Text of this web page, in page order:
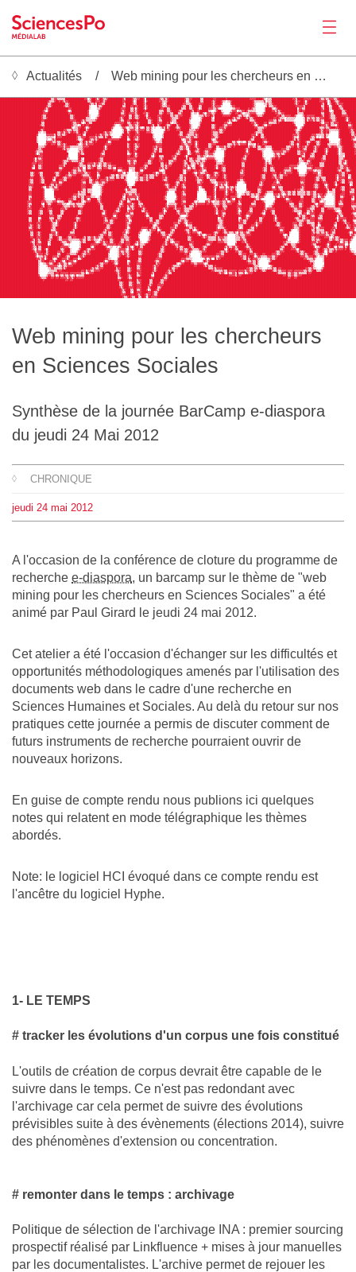
Actualités
Productions
Activités
Outils
Séminaire
L'équipe
Le médialab
FR|EN
Actualités Web mining pour les chercheurs en Sciences Sociales
████████████████████████████████▒░▓▓▒▒▒▒░████████████▓▓ ▒▓██▓░▓█▓▒▒▓█████████▓░████▓▒▒▓▓██▓ ████████▓▒▒▓░▓██████████▓░▒▓▓█████░░██████▓▓██████▓██████████████▓▓▓▓████▓▒
██████████████████████████████▓▒▒▒▓██▓█▓▒▓▓████████████▒▒▓██▓▓▓█▓░▓██████████▓▓████▓ ░████▓ ▓███████▓▓▒░▒▓██████████▓ ░▓██████▒▒█████▓▒▓███▓▒░ ░▒▓█████████████▓░▒░░░▒▓ ▒░▒██████████████▓░▓▓██▓ ▓███████▓▓▓█▓
██████████████████████████████▒░▓████████▒▒▓████████████▓▒▒▓░█▓▓▒▒███████████▓▒████▓░▒████▓▒█████████▓▒ ▒██████████▓▓▒▒▒▓████▓▓▓█████▓░▓███▓     ▓█████████████▓░     ▒░▓░▒▓█████████████▓░▓███▓░▓████████▓▒██
█████████████████████████████▓▒▒▓███████▓▒▒▓████████████▒    ▓▒░▓████████████▒░███▓▓█▓▓███▓░▓████████▓▒░▒▓▓███████▓▒▒██░▒████░▒██████▓▒▓▓▓▓░     ░▓▓███████████▓▒      ▒█▒░▒▓▓████████████▓▓▓▓▓▒██████████░░██▓
████████████████████████████▓░▓████████████▓▓███████████░    ▒▒▓████████████▓▓▓███░░▓ ▓███▓ ▓████████▓▓██░▒███████▒░▒██▒▒▓██▓ ▒████▓▓▓▒▒▓▒        ░▒▓▓▓█████▓█▓▒░     ░████▒ ▒▓████████████
███████████████████████████▓▒ ▓███████████▓ ▒██████████▓      ▓█████████████▓▒▓███▒▒▓▒▓████▓████████▒░▒██▒▒▓████▓▒▒█████▓▒██▓▓█████▒░  ░▓██▒     ▒▓▓▓ ▒▒▓▓█▓░▒▒░░     ░████▓▓▒▓▒▓██████████░▓█▓▓██████████▓▓███░
███████████████████████████▓▓▓█████████████▓▓██████████▓      ▓█████████████▒░▓██▓▓▓▓▒▓███▓▓░▓██████▒▒▓██▓▓▒▒███▒▒▓█████▒ ▒▒ ▓█▓▒ ▓▓▓▒▒▓███▓▒   ▒▓██▓▓█▓░ ░▒▒▓▓▓▓░
██████████████████████████▓▒░███████████████▒▒▓████████▓░    ░▓█████████████▓▓▓██░░█▓░▒▓███▓ ▓█████▓▓▓█████▒▒▓▒░▓▓▓█████░    ░▒▒▓▒▓▓█▓▒█████▓▓▓▓▓████▓░▒▓▒▒ ▒▓███▓▒▒▒▓████████▓▓█▒░▓▓▓▓██▓░
██████████████████████████▓▒▒▓██████████████▒░▓███████▒▒░   ░▓█████████████▓▒▓███▒▒█▓▒▒▓████▒▓▓████▓▒▓█████▓▒▒░░▓██████▓░     ░▓█████▒ ███████████▓▒▓▒░▓██▓▒▓▒▒▓████████████▓▓█▓▒▒░ ▒░░▒▒▒
██████████████████████████▓▓████████████████▓▓▓▓███▓▒▓▒░░▒▒▒▓██████████████▓░▒██▓▓████▓██████░▒▓███▓░▒█████▓▒░░████████▒      ▒██████▒░████████▓▒▓▒ ▒▓███████░░▒▓████████▓▓▓▒░█▒░▓▓ ░░░░░      ░█▒▓▓▓▒▓░░▓▒░████▓▒▒▓█████▓
██████████████████████████▒░█████████████████▓▒▒▓▓█▒ ▒█▓░▒██████████████▓▓▓▓▓▓██▒▒▓█▓▓▒▓█████░░▓███▓▓▓███▓█▒ ░░▓███████▒     ░▓██████████████▓▓▒ ▒████████████▓▓▒▓████▓▓█░░▒▒▒█▓████████▓░     ░█████████▓░
█████████████████████████▓▒▒█████████████████▓▒░▒ ▒█▓█▓▓███████████████▓░  ░▓███▓▒▒▓▓▒░▓███████▓▒██░▓███▓░▒▓███▒▓██████▓░    ▒███████▒░▓████▓▒░▓▓▓█████████████▓▒ ▓██▓░ ▓▓▓██████████████▓     ▓██████████▓▓▓░▓█▒░▒
███████████████████████████▓█████████████████▒ ▒▒▓▓██▓ ▒▓█████████████▓░    ░▓▓░ ▒░░▓▒ ▓▒ ░█▒▒▓▒ ▒   ▒▓▒█░▓███▓░▒▓█████▓░   ▒▓███████▒░▓██▓▓▓▒▓█████████████████▓▓▒░░▒▓▓██████████████████▓
█████████████████████████▓▒▓████████████▓▓▒░▒▓▒▒░▓████▒▓██████████████▒      ▒█▓ ▒▓▓▓▒░▓▓▓▓█▒▒▓░       ░█▓▓████▓▓▓█████▒▒▒░▓▓████████▓▓▓█▓░░▓▓████████████████████▒░▒▓███████████████████▓▒
████████████████████████▒░ ░▒███████▒▒▓▓░▓▓▒▓█▓▓░▓██▓░▓██████████▓▒▓▓▒░      ▒██▒▓███▓▒▓████▓▓▓▒       ▓█████████▒▒███▓▒▒▒▓▓█████████▓▒▒▒▓▒▒▓███████████████████▓░▒▒▒▓████████████████████▒▒▓████████████▓▒▓█▓█░
███████████████████████▓     ▓▓▓▓▓▒█▒▒▓▒░▓██████▓▓▓█▒ ██████▓█▓▒▓▓░▒▓▒      ░███▓▓███▓▓▓████████▒     ▒█████████▓░▒██▓░▒▒▒▓▒▓████████▓▒░░▓████████████████████▓▓▓ ▓█▒░██████████████████▓▓▓▒▓███████▓▓▓▒▒▒░▒█▒▒
███████████████████████░     ▒░▒▒░ █▓▓▓█████████▓░▒▓▓▓██▓▓▓▓▒▓▒░▒█▒▓██▒    ░▓███░▓██▓▓▒▓████████▒     ▒██████████▓▓▓▓▒░▒▓▓▒▒▓████████▓▓▒░▓████████████████████▓▒▓███▒░▓█████████████████▓░▒ ▓██████▓▒▒▓ ░ ░▒█▒
███████████████████████░     ▒  ▒▓▒█████████████▓░ ░▓███▓▒▒▓░▓██████▓▓▓▓▓▓▓█████ ▒██▓▒░▓████████▓▒   ▒████████████▒ ░▓▓▒▓████████████▒ ░▓█████████████▓██████▓░░█████▓▓▓████████████████▓▒█▒▓██████▒░▒███▓████▓       ▓██████▓▒
███████████████████████▒     ▓▓▓▓▒░▓▒▒▓███████████▒▒█▓░▓▒▒▓█▓██████▓ ▒██████████▓█████▓██████████▓░ ░▒████████████▓░ ▓▒░▓█▓░▓████████▓░░▒▓████████▒░▓░ ▒▒ ░█▒▒▓██████▓░░▓█████████████▓▒▒██▓▓███▓░░▓██▓▒░▓█████░
████████████████████████    ░▓██▓▓▓█▒▒▓▓▒▓██████▓░ ░▓▓░▓▓▓▓███████▓▓▓▓██████████░▓██▓▒▓▓██████████▓▓▓▓████████████▓▓░▒▓▓▓█▓ ▓██████░▒▓▓▓███████░░▒▓▒▓▓▒▓▓▓▓█ ░▒░ █▓██▓▓▓██████████████▓▒▒█▓ ▓████▒▓████▒▒▓████▒░░▒░░
████████████████████████░░▒▒▓███████▓▓▓▓░▓▓▓▒░░▒░░░░▓▓▓▓█████████▓ ▓████████████░▓██▓░▒▓████████▓▓▒▓▓▓███████████▒▒▓▓
███████████████████████▓▒▒▓████████████▓▒▓▒░     ▒▒▒▓████████████▓░▓████████████▓▓██▓▒▓█████████▓▒▒█░▒██████████▓▒▒▓▓░ ▓███▓▒▓███▓▓▓▓██▓   ░▒░▓███████████▓░▓█████▒░▒▒░    ▓█████▓▓▓▒░▓████▓▓█▓▒░████▓░▓████▓▒▓█████▓
██████████████████████▓░▒▒▒███████████████▒      ▒▓▒▓███████████▓▒██████████████▒▓██▓▓██████████▓▒▓█░▒█████████▓▒▓███▓ ▒██▓▒░▓██▓▒░▓██▓░     ▓████████████▓ ▓███████▓░     ░▓▓▓▓▓▓▒▒▓▓█████▒▒▓▓▓▓████▒░▓████▓ ▓█████▓
██████████████████████▓ ▒▓▓████████████████      ▓▓▒▒██████████▓░░██████████████ ▒▓█▓ ▓████████▓▒▓████████████▓░▒▓███▓ ▒▓██▓▓▓██▓▒▒▓▓▓▒      ▓████████████▓▓▓████████▒      ▒▓▒░▓▒░▓███████▒▒▓▓▒███▓▒▒██████▓▒██████▓
████████████████████████▓▓▓███████████████▓      ▓█████████████▓▓▓██████████████▓▓██▓▒▓████████▒ ▓██▒▒▒█████▓▓▒▓████▓ ▓█████▒▒▓▓▒▒ ▒▒▒░      ▓███████████▓░▓█████████▒      ▒▓▓▒▓████████████▓░░███▒░▒█████▒░████████░░░
█████████████████████▓ ▓▒▒▓███████████████░░     ▓█▒ █████████▓▒▒███████████████▓▓▓▓▓▓████████▓▓▓███▓▒▓█████▓░▒██████▒█▒░▓█▓░░░  ▒▓▓▓▓▓░    ░███████████▓▒░██████████▓▒   ░▓▓██▓████████████
█████████████████████▓░▓▓▓▓████████████▓▒▒▒▓▓▒▒▒▒▓▓▒░█████████▓▒▒███████████████▒░▓▓░▒███████░░▓████▓▓▓███▒▒▒▓▓████▓▒▓█▒▒▒▓▒░▒▓▒▒▓█████▓░   ▒███████████▓▓▓███████████▓ ░
████████████████████▓▓▓█▓▓▓████████████▓░▒███████▓▒▒▓██▓▓▓▓▒▓▓░▒▓▒▒▓▓▓██████████▓▒▓▓▒▓█████▓▓▒▒▓█████▒▒█▓█░▒▓██████▓░▒██▒░▒▓▒▓▒▒▓███████▒▒▒▒▓███████████▒▒████████████▓░▓░▒████████████████▓░   ▒▒▓▓█████▒▒▒█████████░░▓▒
████████████████████▓░██▒▒▓██████████▓▓▓▒████████▓▒▒▒▒█░▒▓▒░▓▒ ▒▓░▒▓▒▒▓▓▓████████▓▓▓▓█████▓▒▒████████▒░▓░▓▓▓███████▓▒▓▒▓▒ ░██▓░ ▓██████▓░▓█▓▓▓██████████▒░████████████▓▒██▓▓██████████▓▓▓▓▓░
████████████████████▒ ██▒▒▓██████████▒░▓██████▓▓▓▒▓▓  █▒▒▓▓██▒░▒█▓▓▓▒▒▓░ █▓▓▓████░░▒░███▓▓▓░▓███████▓▓▒▓░▓█████████▓▓▓ ░▓▒░███▓▒▓▓█████▓ ▓█▓▒▒██████████▓▓███████████▓▒▒██▒░▓██████▓▓▓░▓▓░░
█████████████████████████████████████▓▓██████▓▒▒▓░▒▓▒░███████▓▓▓███████▓▓█  ▒▓▓██  ░▒███░ ▓█████████▒  ▒███████████▒ ▓▓▓██▓▓█▓▓▒ ▒█████████▓▒░█████████▓▒▓███████████▓░▒██▒▒▒█████▓▒▒▒▒▓███░     ▓▓▓▓▒
███████████████████▒░▓██▓░░███████▓▒░▓█████▒▓▓░▒▓▓▓▓▓▒░▓▓████▒▓███████████▓▓▓░ ▓░    ▒░▓▓▓██████▓▓ ▒▓▓▒░███████████▒ ▓███▓▒ ▓▓░░▒▓▓███▓░▒▓██▓▓█████████▒░▓████████████▓▓███▓▓▓██▓█▓░▓▓▓▓███▓    ░▓███▓▓▓
███████████████████▒▒▓███▒▒████████▒▒▓███▓▓░▒▓▓▓███▓▒░▒░▓████ ▒██████▓▒▒▓ ▒▓▒░▒░     ░▒▓██▓▓▒▓▒░▒▓▒▓██▓▓▓████████▒▒▓▓█████▓▒█▓▓▓█▓
███████████████████▓▓████▓▒▓█████▓░▓███▓▒▒▓▓▓███████▓▓▓▓▒▓███▒▓███▓░▓▒░▒█░▒▓▒▒█░      ░▓▒▒▓▓░▓▒▒▒█████▓▓░▓██████▓░░▓▒██████▓▒▓▓▓██░▒▓▓▓▓▓███▓▒▓████████▓▓███████████▓▒▒████▓▓▒▓▓▒▒███████████▓▓▓██████▓░▒▓▒▒▒██████▓ ▓▓▓▓██
██████████████████▓▒▒████▓▒▒█████▒ ██▓▓▓░▒█████████▓▓▓██░░▓█▓▓█▓▓▓▓░▓▓▓▓██████▓▒
██████████████████▓▒▒████▓▒░████▓▓▓▓█░░▓███████████▓▒░██▒▒▓▓░░▓▓▒▒▓▓███████████▓     ▓██████████████████▓▓████▓░▒██▓▓███████░▒▓▓████▓▒░ ▒▓▓▓▓▓▒▓█████▒   ░▓████████▓▒▓██████▓▓
██████████████████▓▓▓███████▓██▓▒▒█▒▓▓▓████████████▓▓▓███▓▒   ░▒▒▓██████████████░   ▒██████████████████▓▒░▓███▓░▓█▓▒▓███████▓▓▓███████▓░ ▓▓▒▓▒ ▓████▓      ████████▒░▓█████▓▓▓▓▓▓████████████▓▓▓█████▓▒▒▓███▒ ▓███▓ ▓███████
██████████████████▒▒▓█████▓▒ ▓▓░░▓▒░▓██████████████▓▓▓███▓     ░▓██████████████▓█░░█████████████████████▓░▓█▓▓▒▓██▓▒▒███████▓ ░▓██████▓▒▓█▒░▒▓ ▒▓▒▒▓░      ███████▓▓▓██████▒
██████████████████░▒███████▓     ░▓▓▓██████████████▓░░█░▒░     ░▓█████████████▓ ▓▓▒░░▒███████████████████▓▒░░░▒████▓▓███████▓   ▒█████▓ ██▓▓▓▓░▓▓▒▓█▒
██████████████████▓▓███████▓      ███████████████▒▓▒░░█▒▒▒     ░▓██████████████░▒▒▒░░▒██████████████████▓░    ▓███▓▒▓███████░    ▒████▓▒█████▓ ▓█▓▓█▓     ▒▒▒▓████▒▒▓██▓▒▒░▒████▓▒▒▓▓░▒▓▒░█▒░▒▒░▓▒░▓▓▒░██████▓
██████████████████▓▓███████▓      ████████████▓▓▓░▒▒░▒███▒     ▒█████████████▓▒▓▓▒▒▓▓▒▓▓████████████████▓     ░███▓░▒███████      ████▓▒█████▓▒▓████▓░  ░▒▓▒░▓▒▒▓▒▒▓██▓░    ▓▓▓▒▓▒ ▒▓░▒▓▒▒█▒▒▒▒▒▓▒░▓▓░░▓▒▓▓█▓░
██████████████████░▒███████▓      ▓██████████▓▒░▓▒▓▒░█▓▓▓▒░░  ░▓█████████████▒ █▓▓▓▓▓▓░▓███████████████▓▒      ▓██▓▓▓███████      ▓▓▓█▓ █████▓▓██▓▓▓▓░ ▒█████▓░░▒ ▒▓▓▓▒     ░▓▒ ▓▓▒▓▓▓███████░░█████▓▒▒▓ ▒▓▓▒
██████████████████▒▓███████▓░     ░█▓▓█████▓▓▓▒▒███▒░█▓ ▒████▒░▓████████████▓▒▒█▒▓▒░▒▓ ▓███████████████▓▒     ░▓██▓▓▓██████▓      ░▒▓█▓░▓▓██▓▓ ▓█▓░ ██▓▓████████▓░░▓░        ▓█████▓ ▒▓██████▓▓█████▒▒▓█▓▓▒░      ░███▓▓█████░
█████████████████▓▓▓██████▓▓▓▒░░▒▓▓▓ ░▒▒▓██░░▓███▓█▒ ░▓▓▓████▓▒▓███████████▓▒▓██ ▒▓████▒▓████████████████     ▓███▓▒░█████▒ ▒    ▓▓▒▓░ ▒▒░▓▓▒▒▓ ░▓▓▓██▒▓███████▓▒████▓▒     ▒███████▓▓▓▓████▓▓▓█████▒░▓██░ ░▒
█████████████████▓░▒██████▒ █▓░░▓███▓▓▓▒░▒  ▒▒░▓▒░░░░▓████████▓▒▓██████████░░▓██▓▓▓▒▓██▒░▒██████████████▓ ░▒▒▒░▓██▓▓▓███▓▒▓▒▓▓▓▓▓█▓▓█▓▒░░▒▓▓▒▒▓▓▓▓███▓░▒██████▒░▒█████▓    ░▓█████████▒░▒███░░▓██████▓▒ ▓▓▓▓░
█████████████████▓▒▓██████▓▒██▓▓███████▓▒░▒▒▓▓▒▓▓▒▒▒▓██████████░░█████████▓▒▓▓██▒▓▒░▓██▓▒▓▓█████████████▓▒▓▓▓▓░████▓▒██▒░▒█▓██████████▓▒▓▓██▒░▒██████▓▓▓█████▓▓▓▓█████▓
█████████████████▓▓▓█████▓▓███▓▓▓█████▓▓▓▒▓███████▓▓███████████▒▒████████▓░▓████
█████████████████▓▒▒████▓▒▒███▓░▒█████▒░▓████████▒▒▓████████████▓▒▓█████▓▒░▓████▒▓▓▓█████▒░▓▓█████████▓ ▒██████▒░▓█▓░░░▓███████████████▓░▓█▓▓▓███████▓ ▒████▓░░██████▓▒▓██▓▒░███████████▓▒▒▒░▒███▒▒▓▒▓████░░██████▓▒
█████████████████▓▒▒████▓▒▒████▒▒█████▒░█████████░░▓████████████▒ ▓████▓▓▓█████▓▓▓░░███████▓▒▓██████▓▓▓▒███████▓▒▓▓▓▓▒▓████████████████▓ ▓█▓░░███████▓▒▓███▓▓▓▓█████▓░ ████▒░██████████████▒ ▒█▓▓ ▒▓▓▓███▓▓▓████████▓░▒▓█████▓▒
████████████████████████▓▓█████▓▓▓██▒░▒█████████▓███████████████▓▓▓████▒ ▓█████▒ ▒▓▓███████▓ ▒██████▒░▒██████████▒   ▒▓██████████████████▓█▓▒▓████████▓▓██▓
██████████████████░░████ ░█████▒░▒██▒▒▓████████▓░▒▓██████████████▓░▓██▓▓▓▓█████▓▒▒▓█████████▓▓▒▒████▒▒▓█████████▓▒░░▒▓███████████████████ ░▓▓█████████ ▒██▓▒▓██████░░▓██████▓ ▓██████████▓▒░▓█▒░▓▓█▓▓▓██▒░▒████████▓
██████████████████░▒████▒▓█████▓▒▓█▒▓▓██████████▒▓▓██████████████▓░▒█▒░▓███████▓▓ ▒███████████▒▒██▒░▓███████████░▒▓▓░▒▓██████████████████▒░░▓█████████▒▓▓░░▓█████▓█▒▒███████▓▒▓███████████▓▒▒▒▒▓▓░░▓▓▓██▓▓▓█████████▒▓█▓▒░████▒
██████████████████▓▓███▓▓▓██████▓▒▒ ▓█████████▓▒▓████████████████▓▓▓▓▒▒▓███████▓▒░▓███████████▓▓▓▒▒▒▓████████▓▓▓▒▓█▓▒
██████████████████▓▒▓██▓▒▓██████▓░░░▓█████████▓ ▓██████████████████▒▒▓█████████▓░▓██████████████▒ ▒▓█████████▓░▒████▓ ▒▒▒███████████████▓▒░▒▓█████████▒░▒█████▓▓▓ ▓██████████▓▒░▓███████▓▒▒▓▒▒▓████▓░░█▓ ▒████████▒
██████████████████▒░▓██▓▒▓██████▓░░███████████▓░▓█████████████████▓░░▓█████████▓ ▒███████▓▓▓▓██▓░░▓▒▓██████▓▓▓░▓█████▓▓░▒▓▒▓████████████▓ ░▒▒▓████████▒ ▒████▓▒░█▓█████████████▓▓▓▓█████▓░▒░▓███████▓▒▓
██████████████████▓▓▓███████████▒░░▓█████████▓▒██████████████████▓▒▓▓█████████▓▒░▓██████▓░  ▒▓▒▓▓▓█ ░▓█████▓░▒██████▓▒░▓█▒ ▒▓███████████▓▓▓█▓░▓██████▓▓▓▓██▓▒▒▒▒████████████████░░▓████▒   ░▓███████▒░█░░▒▒▒████▓▓▒█████████▓▓▓
███████████████████▒▒██▓▒▓██████▓▓▓ ▓███████▒░▒█████████████████▓░▒█▒▒▓██████▓▓ ░▓█████▓░     ░▓███▓█▒░▒███▒▒▓███████▓░▓█▓▓▓▒ ▒███████▓░▒▓██▓░▒▓▒░▒▓▒ ▓▒░▓▓░░▓██████████████████▓▓▓███░     ▓███████▓▒▓░░▓▒▒▓░▓█▓░▒████████▓
███████████████████▒░██▓▒▓█████▒▒▓▓▒▓██████▓▓▓▓███████████████▓▒▒▓▓█▒▒▓██████▓▒▒▓██████▒      ▒██████▓▒▒▓▓░▒▓█████████▓▓████▓▒▓▒ ▒▓▓▓█▓▒▓████▓▓     ▒▒▓▒░░▓▓▓▓████████████████████▒ ▒█
███████████████████▓▓██▓▓▓█████▒▒███▓░▒███▓░▒█▓▓████▓▒█▒▒▓▓░▓▓▒░▒███▓▓▓█████▓▓▒▒▒▓█████▒     ░▓███████▓▓▓ ░▓██████████▒▒▓██████▓▒▓▓░▒░░▒█▒▓▓▓▒▒     ▒▒▒▓▒░▓███████████████████████▓░▓▒      ▓███████▒▒▓▓▓███▓▓▓░ ▒▓░▒▓███████▓░
████████████████████▓▒█▓▒▓████▓▒▓███▓░▒▓▓▓▓▒▒▒░░▒▒▓▓▒░█▒▒▓▓░▒░ ▒▓▓███▒▒▓████▒░▓▒░▓█████▓     ▒▓█████████▒░▓▒▒▓████████▒▒▓█████████▓▒▒░░▒█▒▒▓▒░░     ░▒▒▓▓▒▒█████████████████████████▓       ▓███████▒▒▓▒▒▓█████▒░▓▓░▒▓▒▒▓▓▓█▓░
███████████████████▓▒░█▓░▒████░▒██████▓▒░▒▓▓▒     ▒▓▒▒█████▓░ ░▓▓░▓▓█▒░▓███▓▒░█▓▓▓███▓▒▓░   ░▓█████████▓░▓█░ ▒▓▓▓██████▓▓▓████████▓▓▓▓███▓▓▓▓▒▒     ▒███▓▓▒▓██████████████████████▓▓▒░░    ▒▓███████▓▓▓▒▓▓████▓▓████▓▓ ░▓▒▒█▒
████████████████████▓▒█▓▓▓████ ▒███████▓░  ░      ▒██████▓▓▓▓▓██▓░▒▓▓▓▓▓▓█▓▓▓██▓▓▓██▓░ ▓▒░▒▓██████████▓▓░▓██▓▓▒░▓██████▒▒▓███████▓░░▓█████████▓     ▓██████░▓█████████████████████▓░▒██▒░▒▓█████████▓▒░██████▓ ▓███▓█▓▓▓▓  ▓
████████████████████▓▒▒█▒▒████▓███████▓▓▓▓▓▒      ▒██████▒ ▓██████▓▒ ░▒  ▒ ▒▓██▓░▓░ ▓█▓█▒▒███████████▓▒▓██████▓▒▓▒▒▓███▓▒▒█████▓▒▒▓██████████▓▒▓▒▒▓▓░▓████▓░▒▓██████████████████▓▒▒████▓▒▒▓██████████▓ ░▒▓███▓▒▓██▒ ▓▒░▒█▒▓█
████████████████████▓▒ ▓░▒██▓ ▓███████▒░▓███░    ░▓███▓░▒▓▓▓███████▓▓░    ░▓▓▓▓░ ▓▓▒▓██▓▓▓███████████▒░▓███████▓█▒▒▓▒▒▓█▓▒░░▒▓█▓░▓███████████▒ ▓█▓█▓▒▒█████▓▓▒▓█████████████████▒░▓████▓▓▓▒ ▓█████████▓▒▓██▓▒▒▓▒░▒▓▒▓▓▓▓█▓██▒
█████████████████████▓▒▓▓▓███░▓█████▓▓▓▒▓███░   ░▓██▓▒▓░▓███████████▓     ░▓▒▒▓▒░▓█████▒▒▓██████████▓▒▒▓█████████▓▓▓▒░▓▓░    ░▒▓▓▓████████▓▒▒▓▒▓████▓▓░▒▓████░▒██████████████▓░▒▓▓▓███████▓▒▓▒▒▓█████▓▒░▓██▓  ▓▒▒▓█▓████████▓▒░
██████████████████████▓░▓▓▓█▓▒▓█████░▒████▓▓▒▒▒▒▓██▓▒▒▓▓▓███████████▒     ░▓▓▒▓▓░▓█████▒▒▓█████████▓░▒██████████████▓▓█▒      ▒█████████▓▓▓▒▒█████████▒░▓▓▓██▓▓▓▒▓███▓▓████▓▓▓░▒▓███████████▓░▒▓▒▓███▓▒░░▓▓▒░
██████████████████████▓ ▒▒▒▓▒▓███▓▓▓▒▓███▓░▒█████▒▓▓▒▓██████████████▒     ░▓███▓▒▓█████▓▓██████████▓░▒███████████████▓▓▒      ▒▓▓▓▓▓▓▓▓▓░▒▓▓▓██████████▓▓▒▒█▓██▓ ▒▓▓▒▒░▒▓▓▓▒░▓▓██████████████▓▓▓░▒▓▓▓█▓░
███████████████████████▓▓▒▓▓ ▓███▒ ▒███▓▓▓░▓██▓▓▓ ░▓██████████████▓▓▒░    ▓█████▓██████░▒█████████▓▓▓▓████████████▓▓▓▒░▒░       ▒▓ ▒▓  █▒▓▓█████████████▓▒░█▒▓█▓▓▓▒░    ░▒▓▒▒▓█████████████████▓▓▒▒░▒▓░
████████████████████████░░▓▓███▓▓▓▒███▓▒ ▓█▓▓▓░ ▓████████████████▓ ░▓█▓▓░▒▓█████ ▒████▓░▒████████▓░░▓████████████▓░ ▓▓▓█▒      ▒█▓▒▓███████████████████████▓░▒▓▒▒█▒      ░▓███████████████████████▓▒▒▒
████████████████████████▒  ░▒▓▓░░▓██▓▒▓▓░▒▓ ░▓▓▓██████████████▓▒░▓▓▓███▓▒ ▓█████░▓████▓▓▓█████████▒▓▓██████████░ ▒▓▓████▓▓▒▒▓▓▓▓▒ ▒█████████████████████████▓▓▓▒░█░      ▓█████████████████████████▓█▒
████████████████████████▒    ░▓▓▓▓▓▓▒ ░▓░▒▓▓▓▓██████████████▓▒▓▒▒███████▓▓██████▓▓████▒▒▓███████▓▒▓▓████████▓▒▒▒▒▓████████▓▓████▓▒▓▒░▒█▓███████████████████████▓▒▒▒       ▒▓████████████████████████▓░
████████████████████████░     ░▒▓▓░▒▒░▒▓▒▓███████████████▓▒▓▒▒▓▓▓████████▒▓▓████▒▒▓███▒▒▓███████▓ ▓███████▓█▒░▓▓███████████████████▒▒▒▓░▓▓▓▓███████████████▓▓▒▒▓▒▒▓▒░   ▒░▒▓▒▒█▓▓███████████████▓▓▒▒▓▒░
████████████████████████░
████████████████████████░     ▒▒▒▒█▓▓█▓▓▓▓▓█▓▓▓▓▓▓▓▒▒▓ ░▓▓▓██████████████▓▒▓████▓▓████▒▓▓██████▓▒███████▓▓░▒█████████████████████████████▓▒▓▓░ ▓░░▓▓░█▒░▒▓
████████████████████████▓    ░▓▓▒▒▓ ░▓░░▓▒░▓▒ ▒▓ ▒▒░▒█████████████████████▒▓████▓▒▓███░▒▓██████░
████████████████████████████████████████████████████████████████████████████▓▒▓███▒▒██▒░▓███▓
████████████████████████████████████████████████████████████████████████████▓░▒███░
█████████████████████████████████████████████████████████████████████████████▓▒▒▓█▓▒▒██░▒██▓
Web mining pour les chercheurs
en Sciences Sociales
Synthèse de la journée BarCamp e-diaspora
du jeudi 24 Mai 2012
CHRONIQUE
jeudi 24 mai 2012
A l'occasion de la conférence de cloture du programme de
recherche e-diaspora, un barcamp sur le thème de "web
mining pour les chercheurs en Sciences Sociales" a été
animé par Paul Girard le jeudi 24 mai 2012.
Cet atelier a été l'occasion d'échanger sur les difficultés et
opportunités méthodologiques amenés par l'utilisation des
documents web dans le cadre d'une recherche en
Sciences Humaines et Sociales. Au delà du retour sur nos
pratiques cette journée a permis de discuter comment de
futurs instruments de recherche pourraient ouvrir de
nouveaux horizons.
En guise de compte rendu nous publions ici quelques
notes qui relatent en mode télégraphique les thèmes
abordés.
Note: le logiciel HCI évoqué dans ce compte rendu est
l'ancêtre du logiciel Hyphe.
1- LE TEMPS
# tracker les évolutions d'un corpus une fois constitué
L'outils de création de corpus devrait être capable de le
suivre dans le temps. Ce n'est pas redondant avec
l'archivage car cela permet de suivre des évolutions
prévisibles suite à des évènements (élections 2014), suivre
des phénomènes d'extension ou concentration.
# remonter dans le temps : archivage
Politique de sélection de l'archivage INA : premier sourcing
prospectif réalisé par Linkfluence + mises à jour manuelles
par les documentalistes. L'archive permet de rejouer les